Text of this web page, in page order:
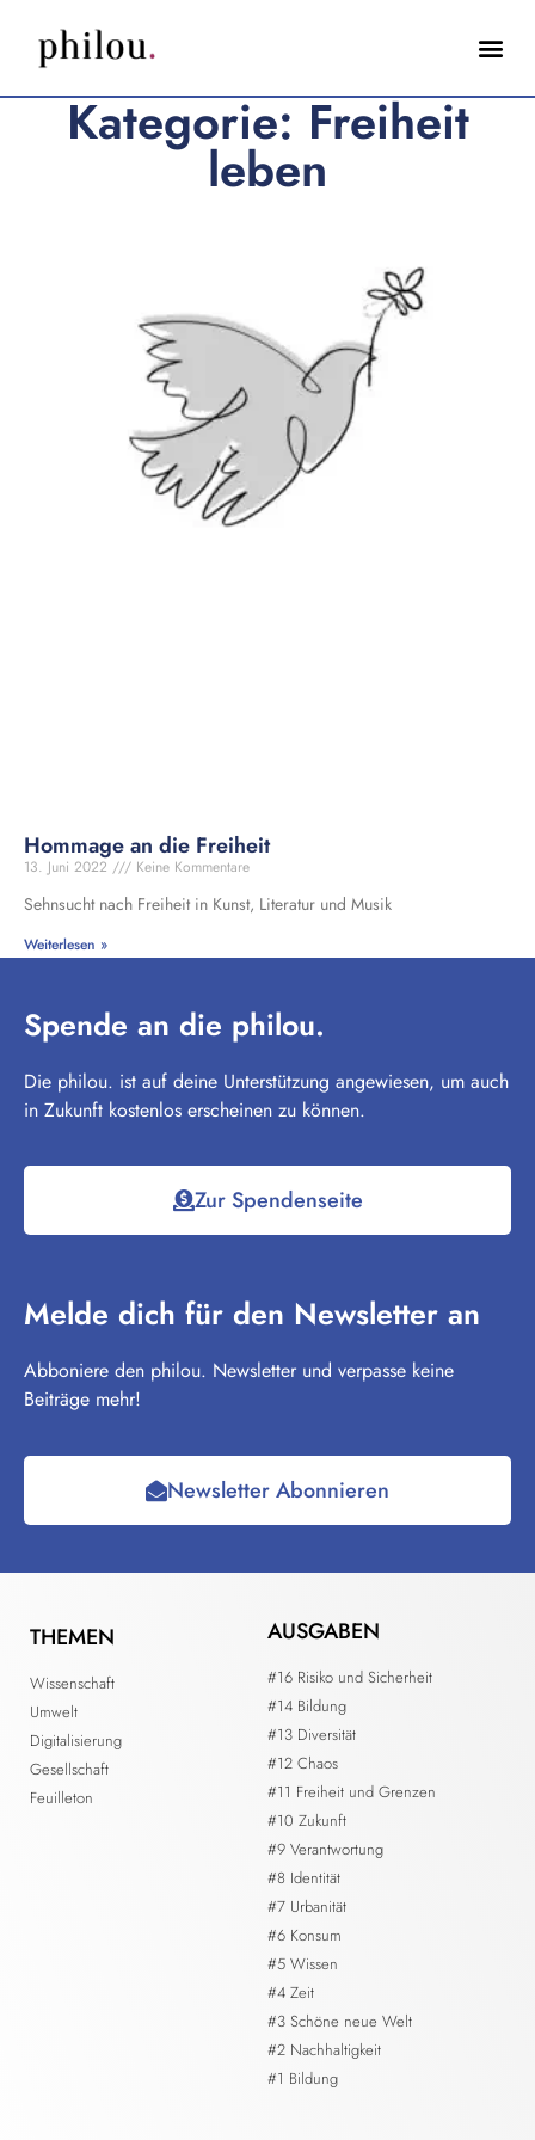
Kategorie: Freiheit
leben
Hommage an die Freiheit
13. Juni 2022 Keine Kommentare
Sehnsucht nach Freiheit in Kunst, Literatur und Musik
Weiterlesen »
Spende an die philou.
Die philou. ist auf deine Unterstützung angewiesen, um auch
in Zukunft kostenlos erscheinen zu können.
Zur Spendenseite
Melde dich für den Newsletter an
Abboniere den philou. Newsletter und verpasse keine
Beiträge mehr!
Newsletter Abonnieren
THEMEN
Wissenschaft
Umwelt
Digitalisierung
Gesellschaft
Feuilleton
AUSGABEN
#16 Risiko und Sicherheit
#14 Bildung
#13 Diversität
#12 Chaos
#11 Freiheit und Grenzen
#10 Zukunft
#9 Verantwortung
#8 Identität
#7 Urbanität
#6 Konsum
#5 Wissen
#4 Zeit
#3 Schöne neue Welt
#2 Nachhaltigkeit
#1 Bildung